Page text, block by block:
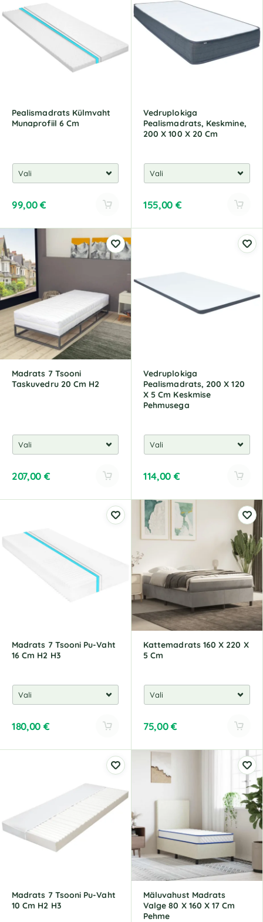
Pealismadrats Külmvaht
Munaprofiil 6 Cm
99,00€
Vedruplokiga
Pealismadrats, Keskmine,
200 X 100 X 20 Cm
155,00 €
Madrats 7 Tsooni
Taskuvedru 20 Cm H2
207,00 €
Vedruplokiga
Pealismadrats, 200 X 120
X 5 Cm Keskmise
Pehmusega
114,00 €
Madrats 7 Tsooni Pu-Vaht
16 Cm H2 H3
180,00 €
Kattemadrats 160 X 220 X
5 Cm
75,00€
Madrats 7 Tsooni Pu-Vaht
10 Cm H2 H3
Mäluvahust Madrats
Valge 80 X 160 X 17 Cm
Pehme